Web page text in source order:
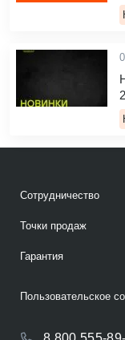
Сотрудничество
Точки продаж
Гарантия
Пользовательское